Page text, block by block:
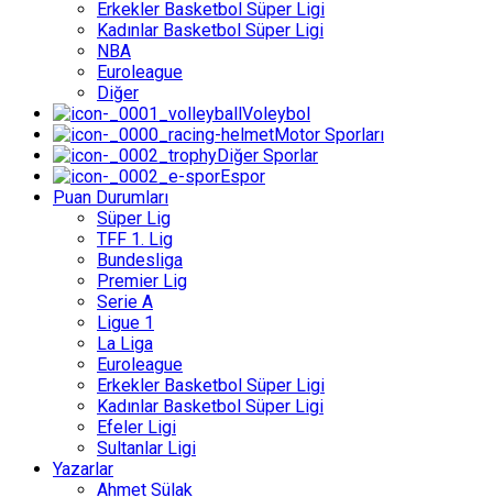
Erkekler Basketbol Süper Ligi
Kadınlar Basketbol Süper Ligi
NBA
Euroleague
Diğer
Voleybol
Motor Sporları
Diğer Sporlar
Espor
Puan Durumları
Süper Lig
TFF 1. Lig
Bundesliga
Premier Lig
Serie A
Ligue 1
La Liga
Euroleague
Erkekler Basketbol Süper Ligi
Kadınlar Basketbol Süper Ligi
Efeler Ligi
Sultanlar Ligi
Yazarlar
Ahmet Sülak